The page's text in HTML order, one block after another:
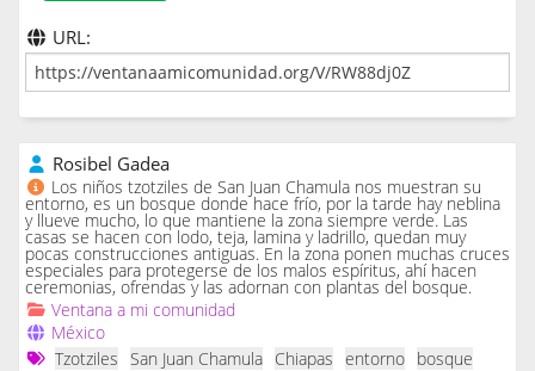
URL:
Rosibel Gadea
Los niños tzotziles de San Juan Chamula nos muestran su
entorno, es un bosque donde hace frío, por la tarde hay neblina
y llueve mucho, lo que mantiene la zona siempre verde. Las
casas se hacen con lodo, teja, lamina y ladrillo, quedan muy
pocas construcciones antiguas. En la zona ponen muchas cruces
especiales para protegerse de los malos espíritus, ahí hacen
ceremonias, ofrendas y las adornan con plantas del bosque.
Ventana a mi comunidad
México
Tzotziles
San Juan Chamula Chiapas entorno bosque